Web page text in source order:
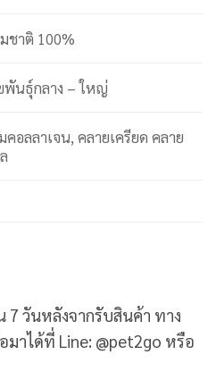
ชาติ 100%
พันธุ์กลาง – ใหญ่
คอลลาเจน, คลายเครียด คลาย
7 วันหลังจากรับสินค้า ทาง
าได้ที่ Line: @pet2go หรือ